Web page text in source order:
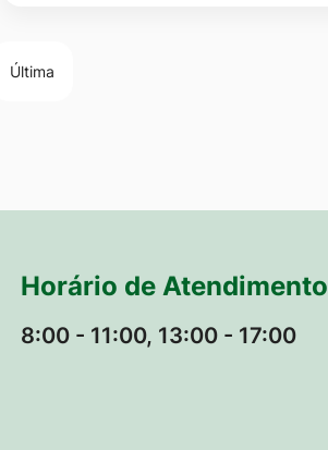
Última
Horário de Atendimento
8:00 - 11:00, 13:00 - 17:00